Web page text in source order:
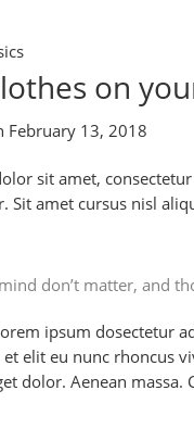
on
February 13, 2018
sit amet,
Sit amet cursus nisl
don’t matter, and
ipsum dosectetur
elit eu nunc rhoncus
dolor. Aenean massa.